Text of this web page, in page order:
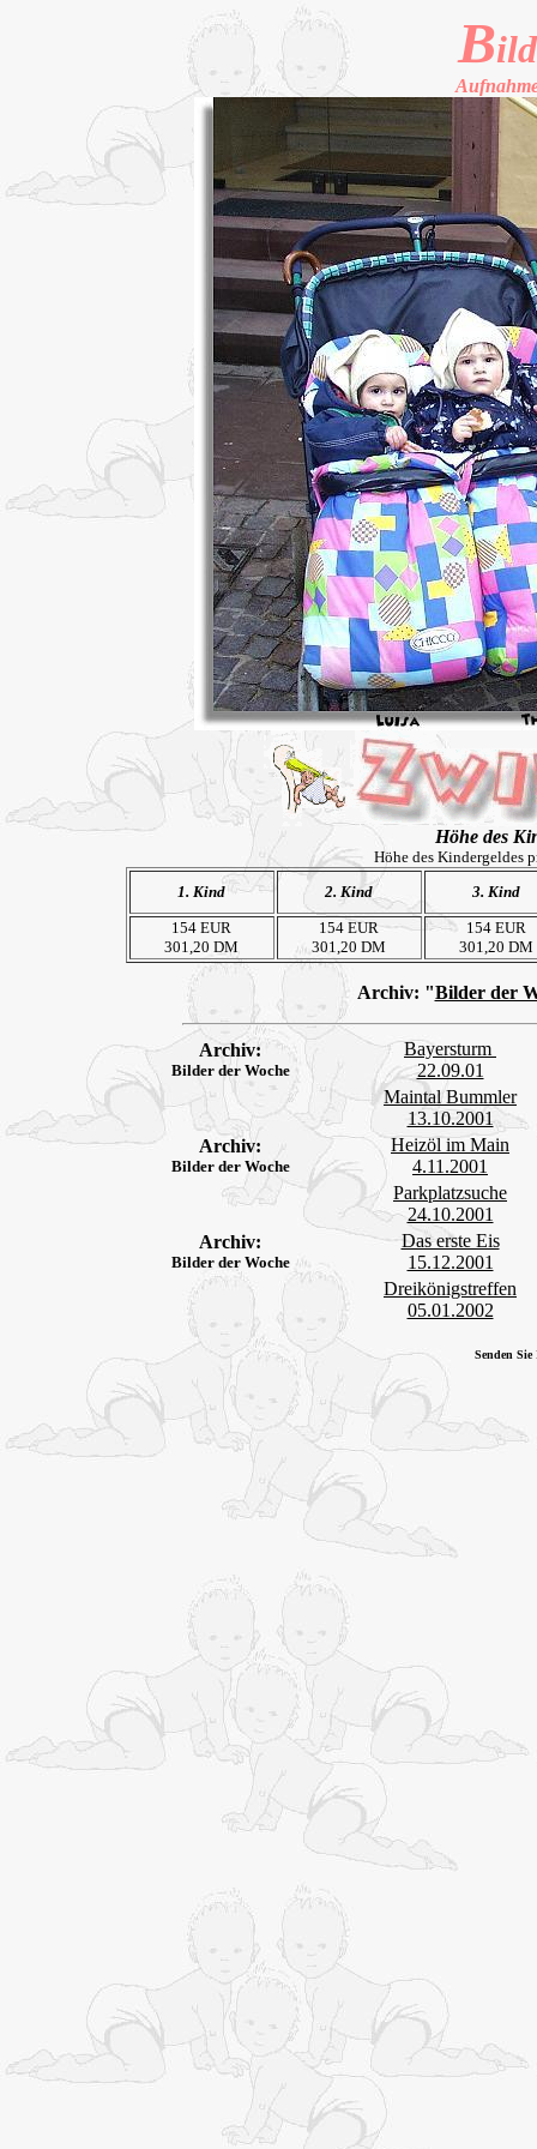
B
Höhe des
Höhe des Kindergeldes
1. Kind
2. Kind
3. Kind
154 EUR
301,20 DM
154 EUR
301,20 DM
154 EUR
301,20 DM
Archiv: "Bilder der
Archiv:
Bilder der Woche
Bayersturm
22.09.01
Maintal Bummler
13.10.2001
Archiv:
Bilder der Woche
Heizöl im Main
4.11.2001
Parkplatzsuche
24.10.2001
Archiv:
Bilder der Woche
Das erste Eis
15.12.2001
Dreikönigstreffen
05.01.2002
Senden